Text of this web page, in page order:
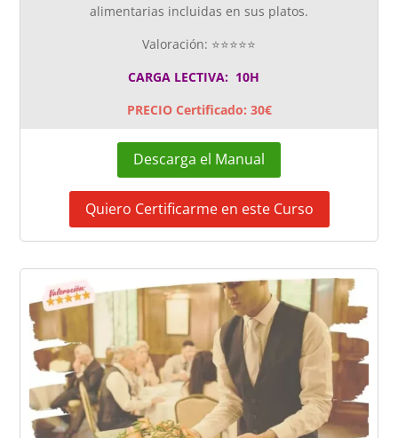
alimentarias incluidas en sus platos.
Valoración: ⭐⭐⭐⭐⭐
CARGA LECTIVA: 10H
PRECIO Certificado: 30€
Descarga el Manual
Quiero Certificarme en este Curso